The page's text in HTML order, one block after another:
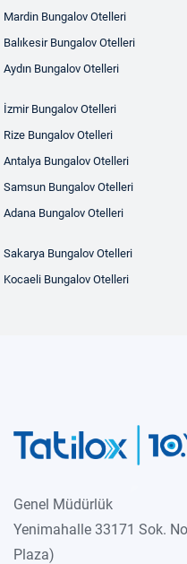
Mardin Bungalov Otelleri
Balıkesir Bungalov Otelleri
Aydın Bungalov Otelleri
İzmir Bungalov Otelleri
Rize Bungalov Otelleri
Antalya Bungalov Otelleri
Samsun Bungalov Otelleri
Adana Bungalov Otelleri
Sakarya Bungalov Otelleri
Kocaeli Bungalov Otelleri
Genel Müdürlük
Yenimahalle 33171 Sok.
Plaza)